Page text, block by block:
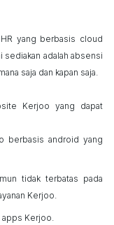
yang berbasis cloud
sediakan adalah absensi
saja dan kapan saja.
Kerjoo yang dapat
berbasis android yang
tidak terbatas pada
Kerjoo.
Kerjoo.